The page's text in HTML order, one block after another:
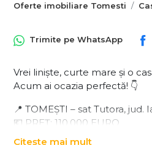
Oferte imobiliare Tomesti
Trimite pe WhatsApp
Vrei liniște, curte mare și o
Acum ai ocazia perfectă! 👇
📍 TOMEȘTI – sat Tutora, jud.
💶 PREȚ: 110.000 EURO
Citește mai mult